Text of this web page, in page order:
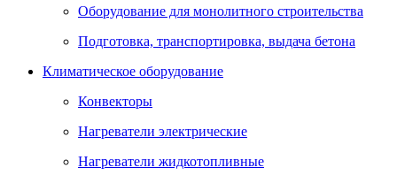
Оборудование для монолитного строительства
Подготовка, транспортировка, выдача бетона
Климатическое оборудование
Конвекторы
Нагреватели электрические
Нагреватели жидкотопливные